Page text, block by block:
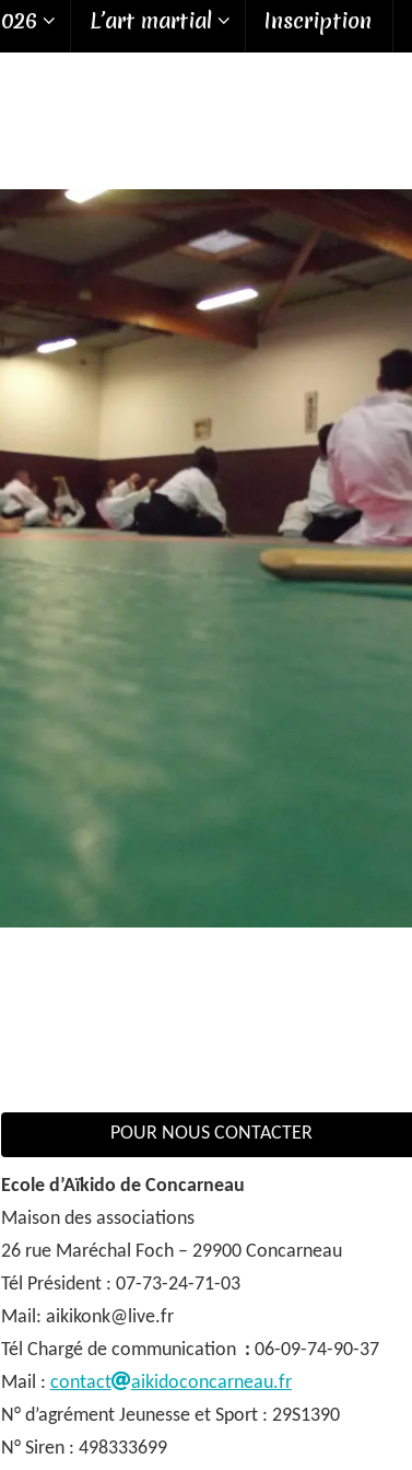
L’art martial Inscription
POUR NOUS CONTACTER
Ecole d’Aïkido de Concarneau
Maison des associations
26 rue Maréchal Foch – 29900 Concarneau
Tél Président : 07-73-24-71-03
Mail: aikikonk@live.fr
Tél Chargé de communication : 06-09-74-90-37
Mail : contact
aikidoconcarneau.fr
N° d’agrément Jeunesse et Sport : 29S1390
N° Siren : 498333699